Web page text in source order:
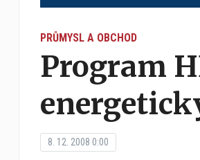
PRŮMYSL A OBCHOD
Program
8. 12. 2008 0:00